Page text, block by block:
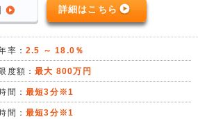
詳細はこちら
率： 2.5 ～ 18.0％
度額：最大 800万円
間： 最短3分※1
間： 最短3分※1